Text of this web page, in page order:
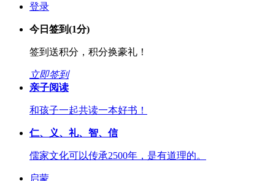
登录
今日签到(1分)
签到送积分，积分换豪礼！
立即签到
亲子阅读
和孩子一起共读一本好书！
仁、义、礼、智、信
儒家文化可以传承2500年，是有道理的。
启蒙